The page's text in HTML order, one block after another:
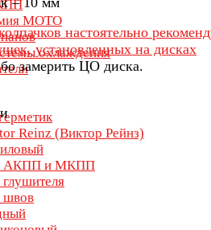
МОТО
охлаждения
Reinz (Виктор Рейнз)
АКПП и МКПП
швов
настоятельно
установленных на дисках
замерить ЦО диска.